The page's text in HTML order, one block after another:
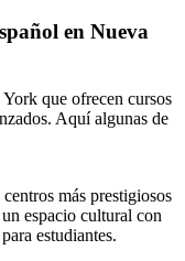
en Nueva
que ofrecen cursos
Aquí algunas de
más prestigiosos
espacio cultural con
estudiantes.